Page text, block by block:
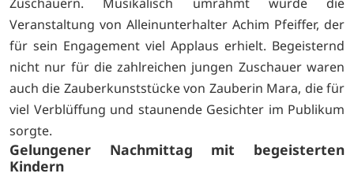
Veranstaltung von Alleinunterhalter Achim Pfeiffer, der
für sein Engagement viel Applaus erhielt. Begeisternd
nicht nur für die zahlreichen jungen Zuschauer waren
auch die Zauberkunststücke von Zauberin Mara, die für
viel Verblüffung und staunende Gesichter im Publikum
sorgte.
Gelungener Nachmittag mit begeisterten
Kindern